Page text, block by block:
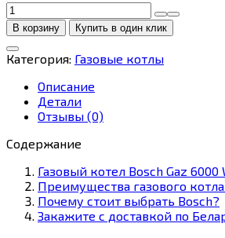
Количество
товара
Отопительный
котел
Bosch
Gaz
6000
6000-
7736900198
В корзину Купить в один клик
Категория: Газовые котлы
Описание
Детали
Отзывы (0)
Содержание
Газовый котел Bosch Gaz
Преимущества газового
Почему стоит выбрать Bosch?
Закажите с доставкой по